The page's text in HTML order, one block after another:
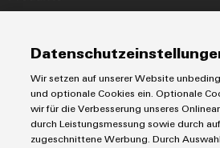
Modifizierte
bestückte
Gehäuse
Kundenspezifische
Kabelkonfektionierung
Koppelrelais
Leiterplattensteckverbinder und
Markierungssysteme
Reihenklemmen
Industrial IoT
Industrial Security
Single Pair Ethernet
Service
Connectivity Consulting
eShop / Digitale Bestellmöglichkeiten
Industrien
Wir setzen auf unserer Website
und optionale Cookies ein. Optionale
wir für die Verbesserung unseres
durch Leistungsmessung sowie durch
zugeschnittene Werbung. Durch Auswahl